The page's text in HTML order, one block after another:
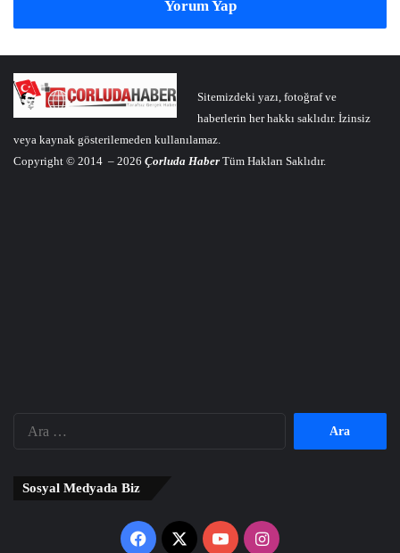
Yorum Yap
Sitemizdeki yazı, fotoğraf ve
haberlerin her hakkı saklıdır. İzinsiz
veya kaynak gösterilemeden kullanılamaz.
Copyright © 2014 – 2026 Çorluda Haber Tüm Hakları Saklıdır.
Sosyal Medyada Biz
Facebook
X YouTubeInstagram